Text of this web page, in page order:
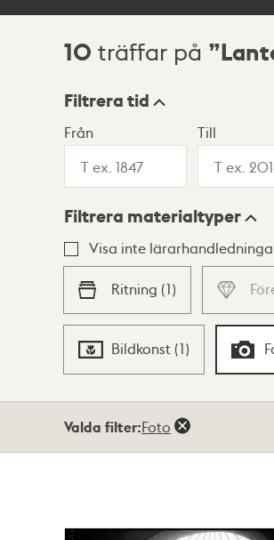
Sökresultat
10 träffar på
Visningsläge
Lista Karta
Filtrera tid
Från Till
Filtrera materialtyper
Visa inte
Ritning (1)
Bildkonst (1)
Valda filter:Foto